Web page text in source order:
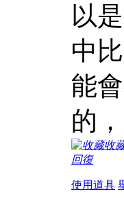
以
中
能
的
收
回復
使用道具